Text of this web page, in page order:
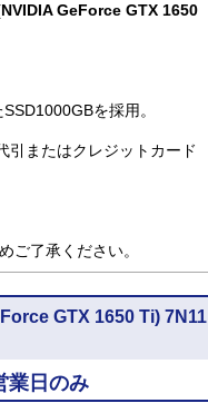
GeForce GTX 1650
を採用。
引またはクレジットカード
ご了承ください。
GTX 1650 Ti) 7N11
業日のみ